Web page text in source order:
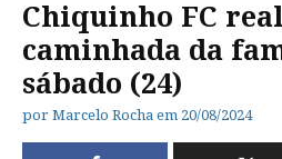
Chiquinho FC
caminhada da
sábado (24)
por Marcelo Rocha em 20/08/2024